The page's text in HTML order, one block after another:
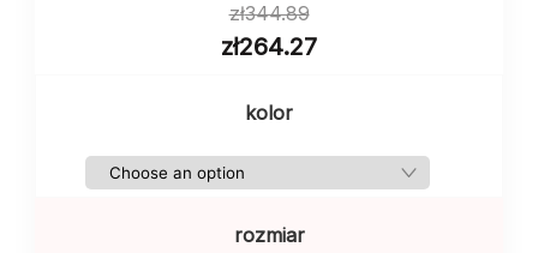
zł344.89
zł264.27
kolor
rozmiar